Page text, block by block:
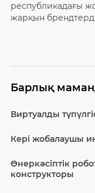
республикадағы
жарқын
Барлық
Виртуалды
Кері жобалаушы
Өнеркәсіптік
конструкторы